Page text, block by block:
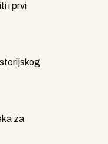
i prvi
za